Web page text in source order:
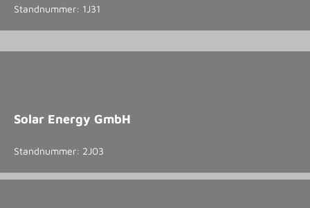
Standnummer: 1J31
Solar Energy GmbH
Standnummer: 2J03